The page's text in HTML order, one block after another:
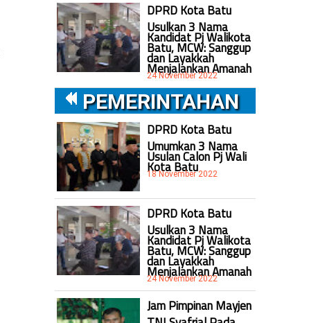
DPRD Kota Batu
Usulkan 3 Nama
Kandidat Pj Walikota
Batu, MCW: Sanggup
dan Layakkah
Menjalankan Amanah
24 November 2022
PEMERINTAHAN
DPRD Kota Batu
Umumkan 3 Nama
Usulan Calon Pj Wali
Kota Batu
18 November 2022
DPRD Kota Batu
Usulkan 3 Nama
Kandidat Pj Walikota
Batu, MCW: Sanggup
dan Layakkah
Menjalankan Amanah
24 November 2022
Jam Pimpinan Mayjen
TNI Syafrial Pada